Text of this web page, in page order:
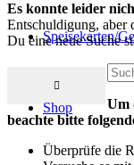
Speisekarten/
Shop
Es konnte leider
Entschuldigung, aber
Du eine neue Suche
Um
beachte bitte
Überprüfe die